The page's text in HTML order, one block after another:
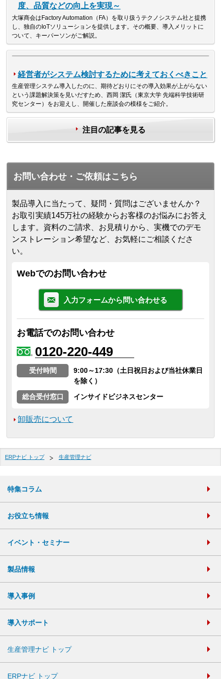
度、品質などの向上を実現～
大塚商会はFactory Automation（FA）を取り扱うテクノシステム社と提携
し、独自のIoTソリューションを提供します。その概要、導入メリットに
ついて、キーパーソンがご解説。
経営者がシステム検討するために考えておくべきこと
生産管理システム導入したのに、期待どおりにその導入効果が上がらない
という課題解決策を見いだすため、西岡 潔氏（東京大学 先端科学技術研
究センター）をお迎えし、開催した座談会の模様をご紹介。
注目の記事を見る
お問い合わせ・ご依頼はこちら
製品導入に当たって、疑問・質問はございませんか？
お取引実績145万社の経験からお客様のお悩みにお答え
します。 資料のご請求、お見積りから、実機でのデモ
ンストレーション希望など、お気軽にご相談くださ
い。
Webでのお問い合わせ
入力フォームから問い合わせる
お電話でのお問い合わせ
0120-220-449
受付時間
9:00～17:30（土日祝日および当社休業日
を除く）
総合受付窓口
インサイドビジネスセンター
卸販売について
ERPナビ トップ 生産管理ナビ
特集コラム
お役立ち情報
イベント・セミナー
製品情報
導入事例
導入サポート
生産管理ナビ トップ
ERPナビ トップ